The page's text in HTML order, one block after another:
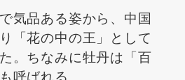
気品ある姿から、中国
「花の中の王」として
。ちなみに牡丹は「百
呼ばれる